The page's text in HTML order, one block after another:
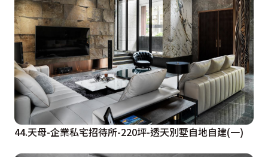
44.天母-企業私宅招待所-220坪-透天別墅自地自建(一)